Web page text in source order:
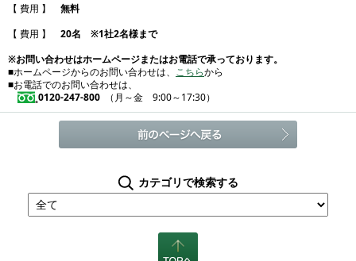
【 費用 】 無料
【 費用 】 20名 ※1社2名様まで
※お問い合わせはホームページまたはお電話で承っております。
■ホームページからのお問い合わせは、 こちらから
■お電話でのお問い合わせは、
0120-247-800
（月～金 9:00～17:30）
カテゴリで検索する